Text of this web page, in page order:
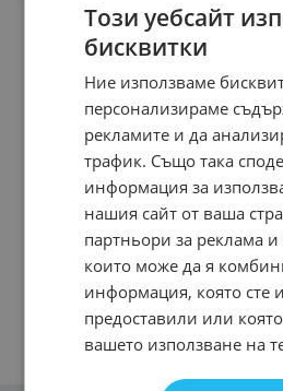
Този уебсайт
бисквитки
Ние използваме
персонализираме
рекламите и да
трафик. Също така
информация за
нашия сайт от ваша
партньори за реклама
които може да я
информация, която сте
предоставили или
вашето използване на